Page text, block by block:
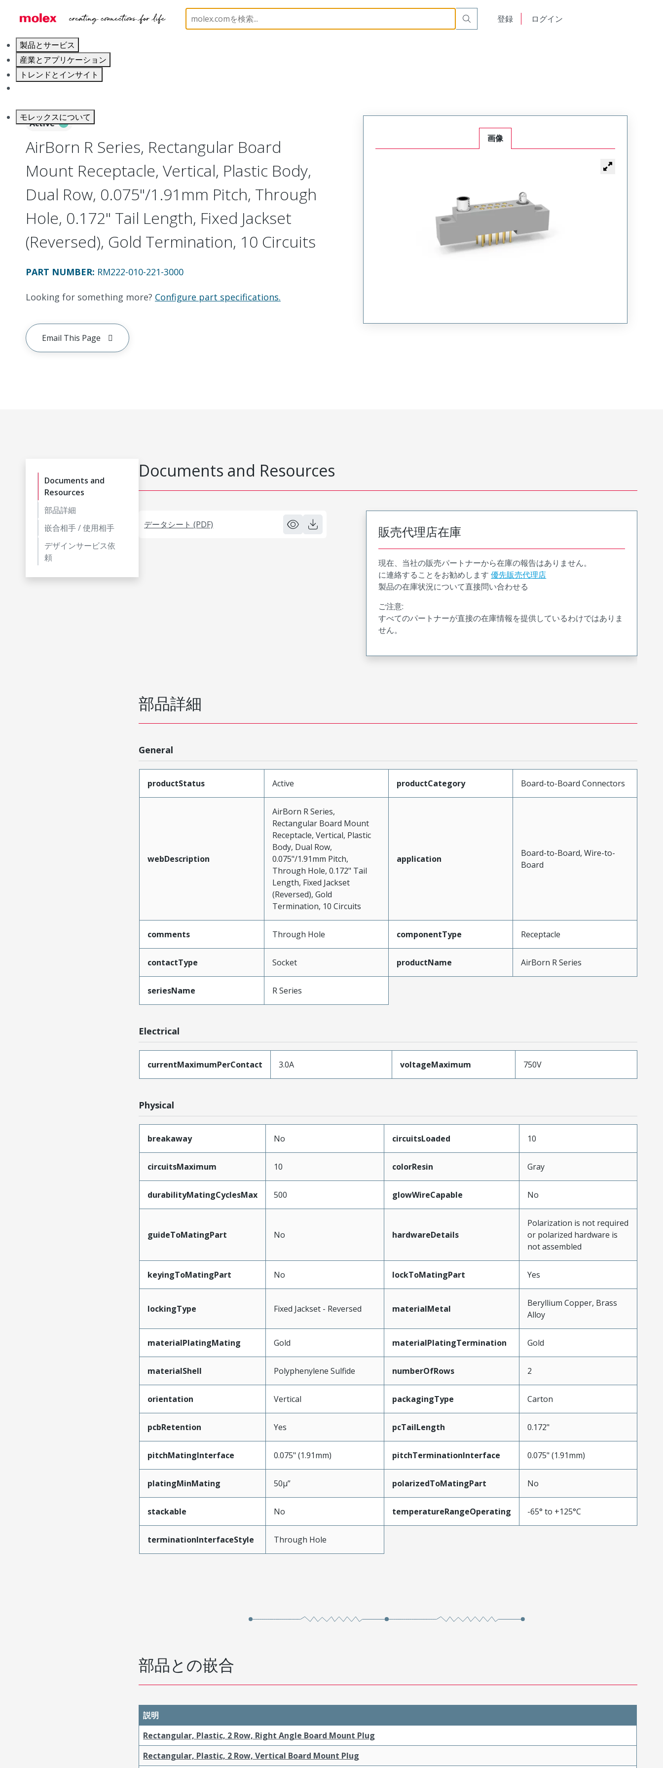
登録 ログイン
製品とサービス
産業とアプリケーション
トレンドとインサイト
モレックスについて
Board-to-Board Connectors Rectangular, Plastic, 2 Row, Vertical Board Mount Receptacle RM222-010-221-3000
Active
AirBorn R Series, Rectangular Board
Mount Receptacle, Vertical, Plastic Body,
Dual Row, 0.075"/1.91mm Pitch, Through
Hole, 0.172" Tail Length, Fixed Jackset
(Reversed), Gold Termination, 10 Circuits
PART NUMBER: RM222-010-221-3000
Looking for something more? Configure part specifications.
Email This Page
画像
Documents and
Resources
部品詳細
嵌合相手 / 使用相手
デザインサービス依
頼
Documents and Resources
データシート (PDF) 販売代理店在庫
現在、当社の販売パートナーから在庫の報告はありません。
に連絡することをお勧めします 優先販売代理店
製品の在庫状況について直接問い合わせる
ご注意:
すべてのパートナーが直接の在庫情報を提供しているわけではありま
せん。
部品詳細
General
productStatus Active productCategory Board-to-Board Connectors
webDescription
AirBorn R Series,
Rectangular Board Mount
Receptacle, Vertical, Plastic
Body, Dual Row,
0.075"/1.91mm Pitch,
Through Hole, 0.172" Tail
Length, Fixed Jackset
(Reversed), Gold
Termination, 10 Circuits
application
Board-to-Board, Wire-to-
Board
comments Through Hole componentType Receptacle
contactType Socket productName AirBorn R Series
seriesName R Series
Electrical
currentMaximumPerContact 3.0A voltageMaximum 750V
Physical
breakaway No circuitsLoaded 10
circuitsMaximum 10 colorResin Gray
durabilityMatingCyclesMax 500 glowWireCapable No
guideToMatingPart No hardwareDetails
Polarization is not required
or polarized hardware is
not assembled
keyingToMatingPart No lockToMatingPart Yes
lockingType Fixed Jackset - Reversed materialMetal
Beryllium Copper, Brass
Alloy
materialPlatingMating Gold materialPlatingTermination Gold
materialShell Polyphenylene Sulfide numberOfRows 2
orientation Vertical packagingType Carton
pcbRetention Yes pcTailLength 0.172"
pitchMatingInterface 0.075" (1.91mm) pitchTerminationInterface 0.075" (1.91mm)
platingMinMating 50µ” polarizedToMatingPart No
stackable No temperatureRangeOperating -65° to +125°C
terminationInterfaceStyle Through Hole
部品との嵌合
説明
Rectangular, Plastic, 2 Row, Right Angle Board Mount Plug
Rectangular, Plastic, 2 Row, Vertical Board Mount Plug